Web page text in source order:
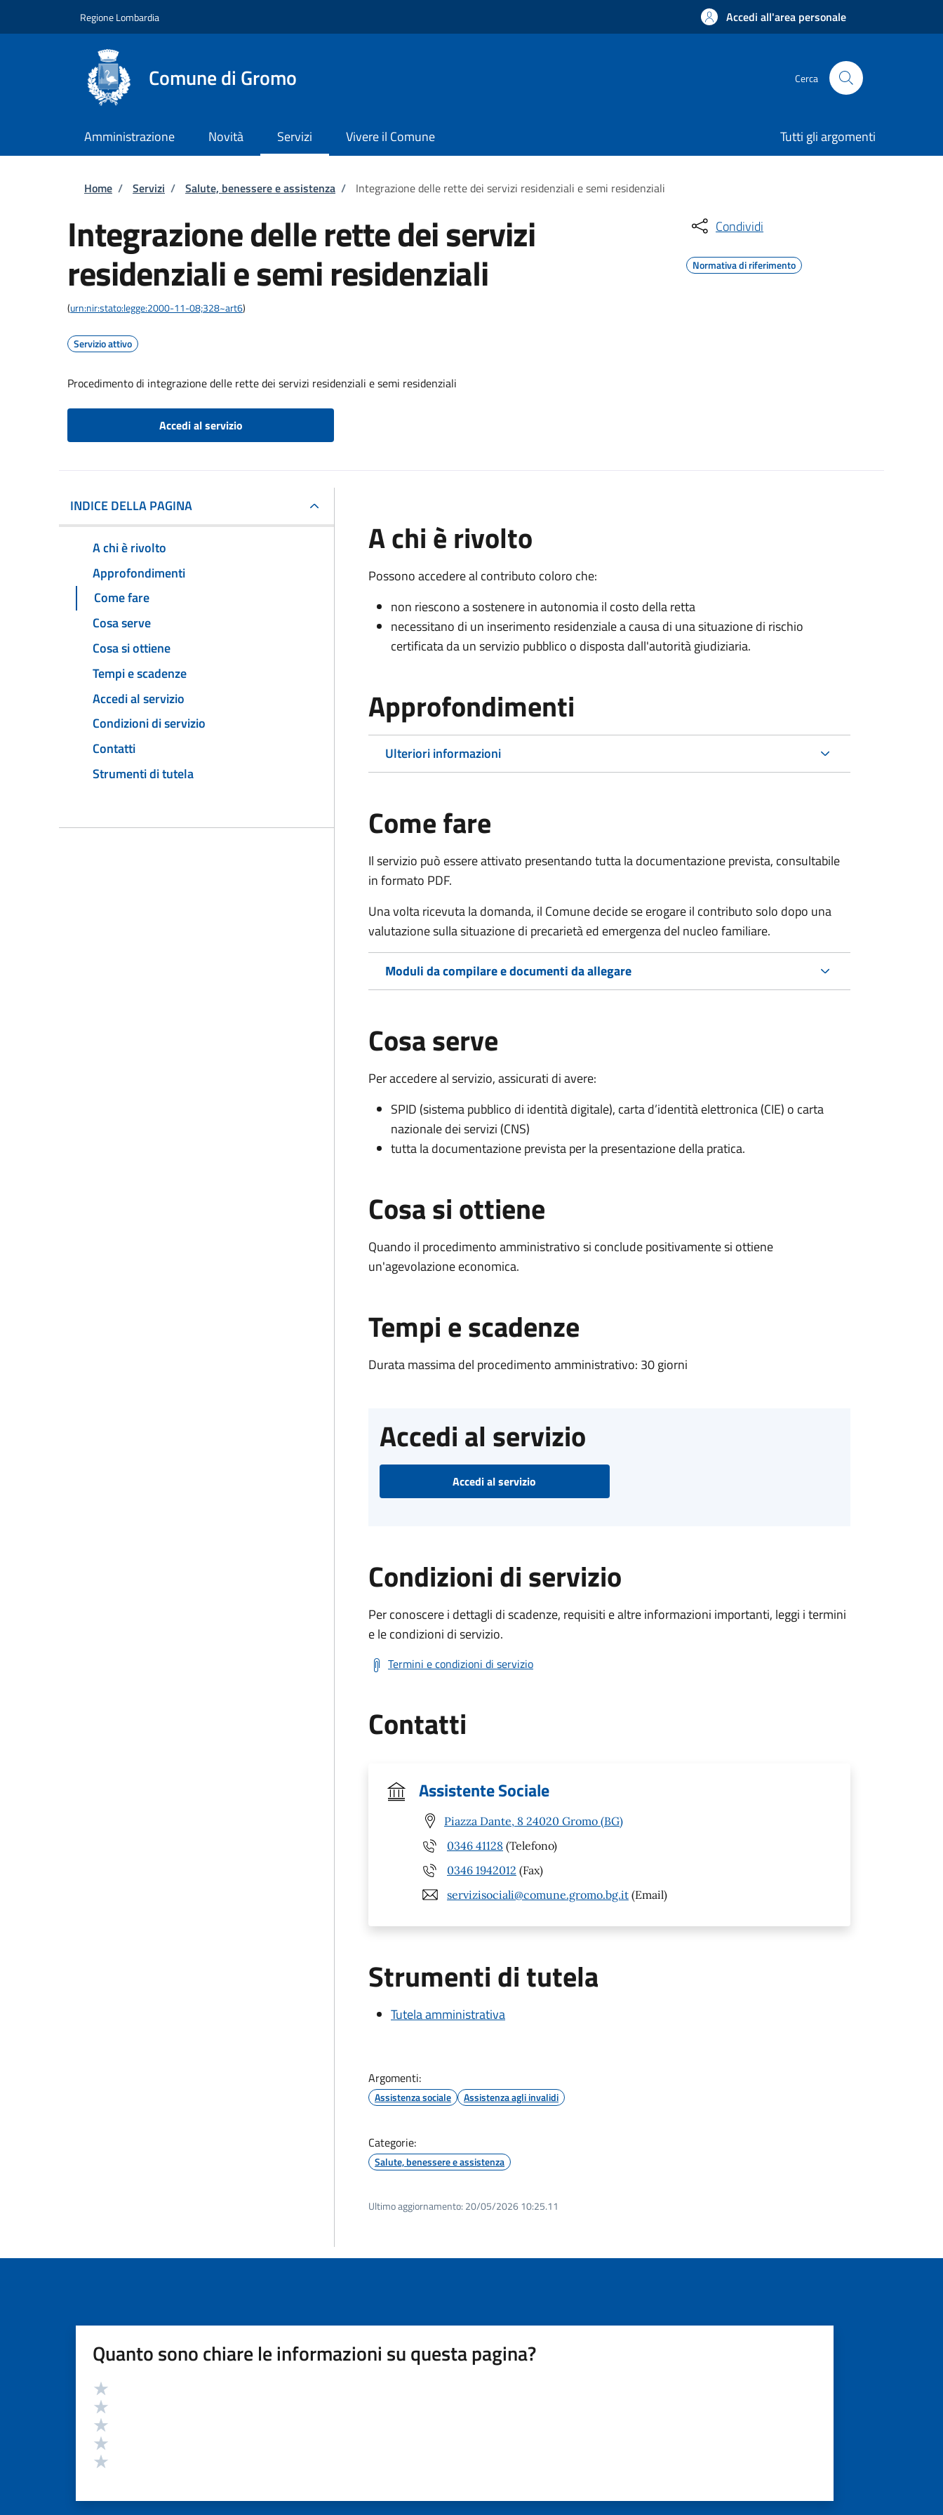
Regione Lombardia Accedi all'area personale
Comune di Gromo Cerca
Amministrazione Novità Servizi Vivere il Comune Tutti gli argomenti
Briciole di pane
Home / Servizi / Salute, benessere e assistenza / Integrazione delle rette dei servizi residenziali e semi residenziali
Integrazione delle rette dei servizi
residenziali e semi residenziali
(urn:nir:stato:legge:2000-11-08;328~art6)
Servizio attivo
Procedimento di integrazione delle rette dei servizi residenziali e semi residenziali
Accedi al servizio
Condividi
Normativa di riferimento
INDICE DELLA PAGINA
A chi è rivolto
Approfondimenti
Come fare
Cosa serve
Cosa si ottiene
Tempi e scadenze
Accedi al servizio
Condizioni di servizio
Contatti
Strumenti di tutela
A chi è rivolto
Possono accedere al contributo coloro che:
non riescono a sostenere in autonomia il costo della retta
necessitano di un inserimento residenziale a causa di una situazione di rischio
certificata da un servizio pubblico o disposta dall'autorità giudiziaria.
Approfondimenti
Ulteriori informazioni
Come fare
Il servizio può essere attivato presentando tutta la documentazione prevista, consultabile
in formato PDF.
Una volta ricevuta la domanda, il Comune decide se erogare il contributo solo dopo una
valutazione sulla situazione di precarietà ed emergenza del nucleo familiare.
Moduli da compilare e documenti da allegare
Cosa serve
Per accedere al servizio, assicurati di avere:
SPID (sistema pubblico di identità digitale), carta d’identità elettronica (CIE) o carta
nazionale dei servizi (CNS)
tutta la documentazione prevista per la presentazione della pratica.
Cosa si ottiene
Quando il procedimento amministrativo si conclude positivamente si ottiene
un'agevolazione economica.
Tempi e scadenze
Durata massima del procedimento amministrativo: 30 giorni
Accedi al servizio
Accedi al servizio
Condizioni di servizio
Per conoscere i dettagli di scadenze, requisiti e altre informazioni importanti, leggi i termini
e le condizioni di servizio.
Termini e condizioni di servizio
Contatti
Assistente Sociale
Piazza Dante, 8 24020 Gromo (BG)
0346 41128 (Telefono)
0346 1942012 (Fax)
servizisociali@comune.gromo.bg.it (Email)
Strumenti di tutela
Tutela amministrativa
Argomenti:
Assistenza sociale Assistenza agli invalidi
Categorie:
Salute, benessere e assistenza
Ultimo aggiornamento: 20/05/2026 10:25.11
Quanto sono chiare le informazioni su questa pagina?
Valutazione